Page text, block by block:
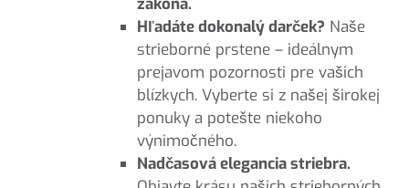
Hľadáte dokonalý darček? Naše
strieborné prstene – ideálnym
prejavom pozornosti pre vašich
blízkych. Vyberte si z našej širokej
ponuky a potešte niekoho
výnimočného.
Nadčasová elegancia striebra.